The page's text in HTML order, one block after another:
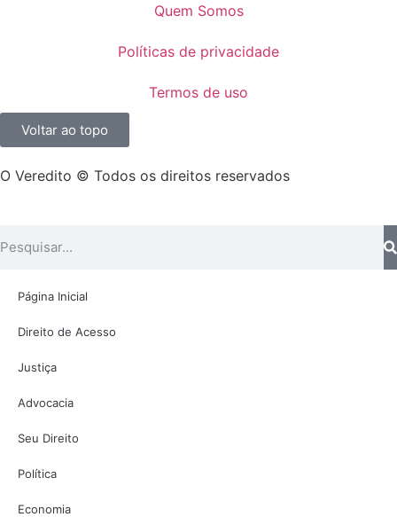
Quem Somos
Políticas de privacidade
Termos de uso
Voltar ao topo
O Veredito © Todos os direitos reservados
Página Inicial
Direito de Acesso
Justiça
Advocacia
Seu Direito
Política
Economia